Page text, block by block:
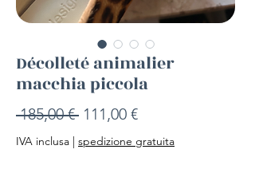
Décolleté animalier
macchia piccola
185,00 € Prezzo
regolare
111,00 €Prezzo
scontato
IVA inclusa | spedizione gratuita